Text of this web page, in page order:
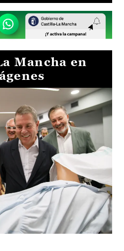
Mancha en